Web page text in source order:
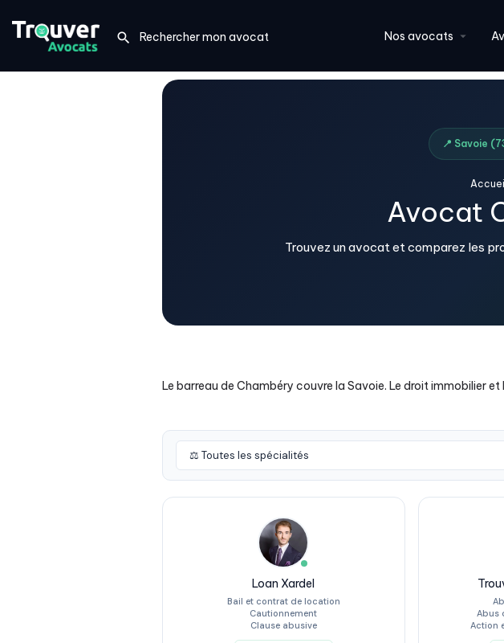
Nos avocats
📍 Savoie
Accueil
Avocat
Trouvez un avocat et comparez les
Le barreau de Chambéry couvre la Savoie. Le droit immobilier
Loan Xardel
Bail et contrat de location
Cautionnement
Clause abusive
Abus
Action